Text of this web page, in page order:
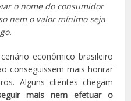
o nome do consumidor
nem o valor mínimo seja
econômico brasileiro
conseguissem mais honrar
Alguns clientes chegam
mais nem efetuar o